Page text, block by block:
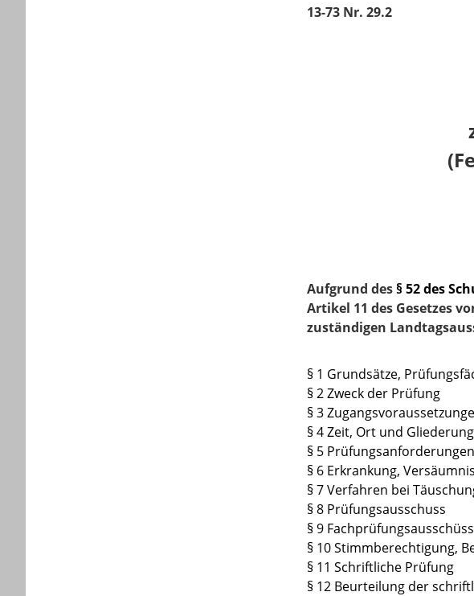
13-73 Nr. 29.2
Aufgrund des§ 52 des
Artikel 11 des Gesetzes
zuständigen
§ 1 Grundsätze,
§ 2 Zweck der Prüfung
§ 3
§ 4 Zeit, Ort und
§ 5
§ 6 Erkrankung, Versäumnis
§ 7 Verfahren bei
§ 8 Prüfungsausschuss
§ 9
§ 10 Stimmberechtigung,
§ 11 Schriftliche Prüfung
§ 12 Beurteilung der